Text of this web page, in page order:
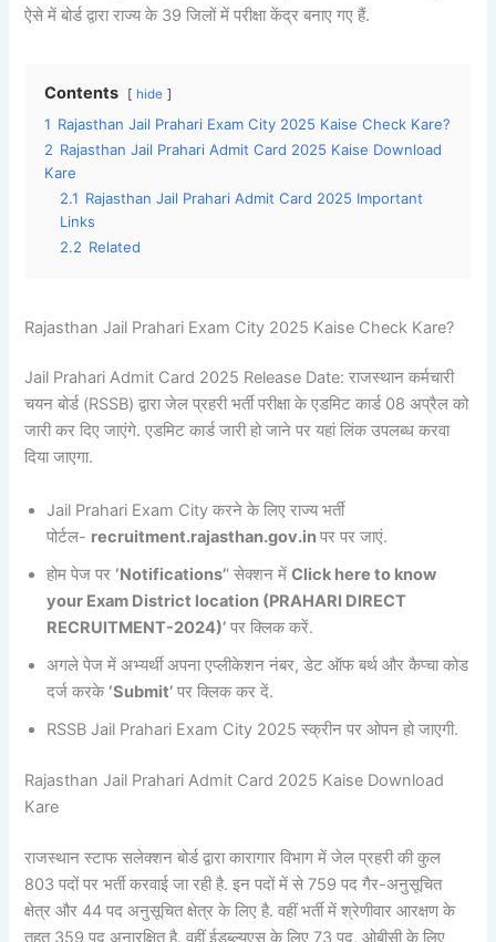
ऐसे में बोर्ड द्वारा राज्य के 39 जिलों में परीक्षा केंद्र बनाए गए हैं.
Contents hide
1 Rajasthan Jail Prahari Exam City 2025 Kaise Check Kare?
2 Rajasthan Jail Prahari Admit Card 2025 Kaise Download
Kare
2.1 Rajasthan Jail Prahari Admit Card 2025 Important
Links
2.2 Related
Rajasthan Jail Prahari Exam City 2025 Kaise Check Kare?
Jail Prahari Admit Card 2025 Release Date: राजस्थान कर्मचारी
चयन बोर्ड (RSSB) द्वारा जेल प्रहरी भर्ती परीक्षा के एडमिट कार्ड 08 अप्रैल को
जारी कर दिए जाएंगे. एडमिट कार्ड जारी हो जाने पर यहां लिंक उपलब्ध करवा
दिया जाएगा.
Jail Prahari Exam City करने के लिए राज्य भर्ती
पोर्टल- recruitment.rajasthan.gov.inपर पर जाएं.
होम पेज पर ‘Notifications’‘ सेक्शन मेंClick here to know
your Exam District location (PRAHARI DIRECT
RECRUITMENT-2024)’ पर क्लिक करें.
अगले पेज में अभ्यर्थी अपना एप्लीकेशन नंबर, डेट ऑफ बर्थ और कैप्चा कोड
दर्ज करके ‘Submit’ पर क्लिक कर दें.
RSSB Jail Prahari Exam City 2025 स्क्रीन पर ओपन हो जाएगी.
Rajasthan Jail Prahari Admit Card 2025 Kaise Download
Kare
राजस्थान स्टाफ सलेक्शन बोर्ड द्वारा कारागार विभाग में जेल प्रहरी की कुल
803 पदों पर भर्ती करवाई जा रही है. इन पदों में से 759 पद गैर-अनुसूचित
क्षेत्र और 44 पद अनुसूचित क्षेत्र के लिए है. वहीं भर्ती में श्रेणीवार आरक्षण के
तहत 359 पद अनारक्षित है. वहीं ईडब्ल्यूएस के लिए 73 पद, ओबीसी के लिए